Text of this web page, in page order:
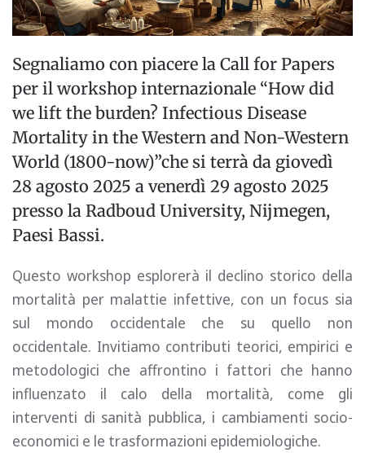
Segnaliamo con piacere la Call for Papers
per il workshop internazionale “How did
we lift the burden? Infectious Disease
Mortality in the Western and Non-Western
World (1800-now)”che si terrà da giovedì
28 agosto 2025 a venerdì 29 agosto 2025
presso la Radboud University, Nijmegen,
Paesi Bassi.
Questo workshop esplorerà il declino storico della
mortalità per malattie infettive, con un focus sia
sul mondo occidentale che su quello non
occidentale. Invitiamo contributi teorici, empirici e
metodologici che affrontino i fattori che hanno
influenzato il calo della mortalità, come gli
interventi di sanità pubblica, i cambiamenti socio-
economici e le trasformazioni epidemiologiche.